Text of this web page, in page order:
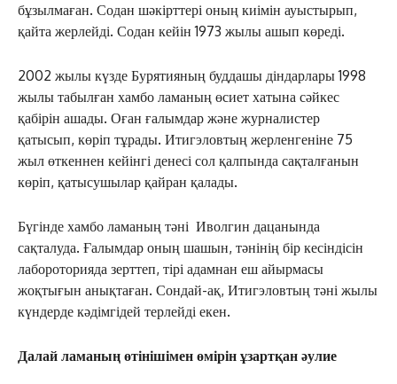
бұзылмаған. Содан шәкірттері оның киімін ауыстырып,
қайта жерлейді. Содан кейін 1973 жылы ашып көреді.
2002 жылы күзде Бурятияның буддашы діндарлары 1998
жылы табылған хамбо ламаның өсиет хатына сәйкес
қабірін ашады. Оған ғалымдар және журналистер
қатысып, көріп тұрады. Итигэловтың жерленгеніне 75
жыл өткеннен кейінгі денесі сол қалпында сақталғанын
көріп, қатысушылар қайран қалады.
Бүгінде хамбо ламаның тәні Иволгин дацанында
сақталуда. Ғалымдар оның шашын, тәнінің бір кесіндісін
лабороторияда зерттеп, тірі адамнан еш айырмасы
жоқтығын анықтаған. Сондай-ақ, Итигэловтың тәні жылы
күндерде кәдімгідей терлейді екен.
Далай ламаның өтінішімен өмірін ұзартқан әулие